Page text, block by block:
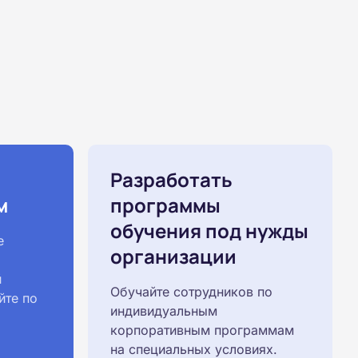
по
Разработать
программы
обучения под нужды
организации
Обучайте сотрудников по
индивидуальным
корпоративным программам
на специальных условиях.